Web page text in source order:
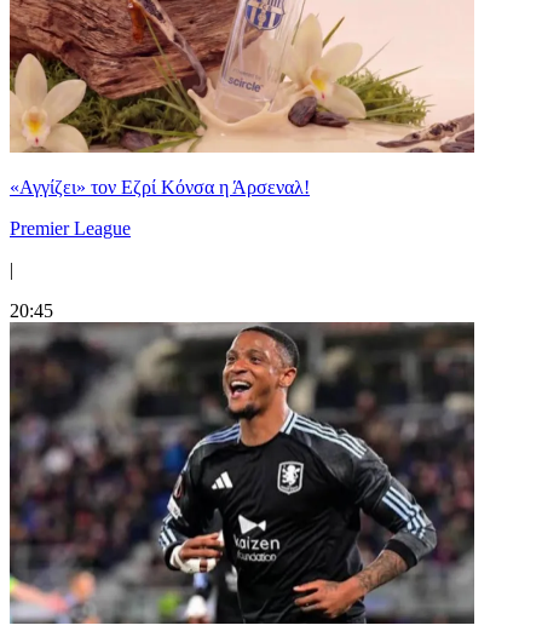
«Αγγίζει» τον Εζρί Κόνσα η Άρσεναλ!
Premier League
|
20:45